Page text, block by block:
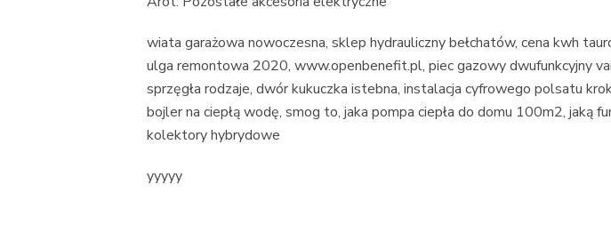
wiata garażowa nowoczesna, sklep hydrauliczny bełchatów, cena kwh
ulga remontowa 2020, www.openbenefit.pl, piec gazowy dwufunkcyjny
sprzęgła rodzaje, dwór kukuczka istebna, instalacja cyfrowego polsatu
bojler na ciepłą wodę, smog to, jaka pompa ciepła do domu 100m2, jaką
kolektory hybrydowe
yyyyy